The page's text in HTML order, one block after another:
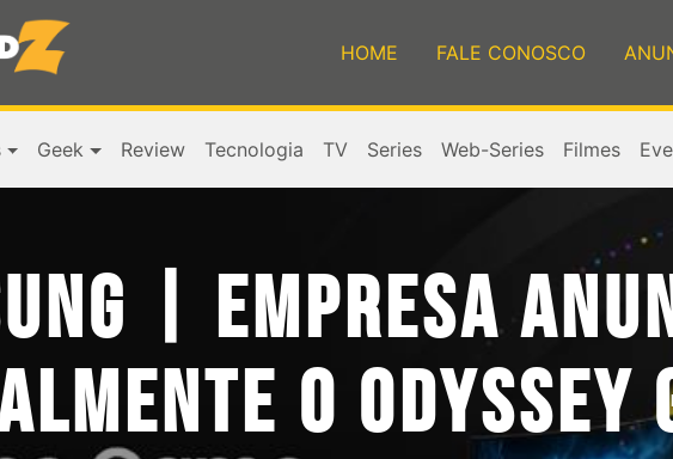
HOME FALE CONOSCO
Geek Review Tecnologia TV Series Web-Series Filmes
| EMPRESA
O